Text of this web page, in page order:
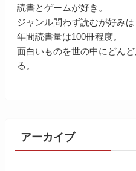
読書とゲームが好き。
ジャンル問わず読むが好みは
年間読書量は100冊程度。
面白いものを世の中にどん
る。
アーカイブ